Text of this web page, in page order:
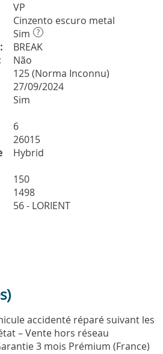
VP
Cinzento escuro metal
Sim ?
BREAK
Não
125 (Norma Inconnu)
27/09/2024
Sim
6
26015
Hybrid
150
1498
56 - LORIENT
accidenté réparé suivant les
– Vente hors réseau
3 mois Prémium (France)